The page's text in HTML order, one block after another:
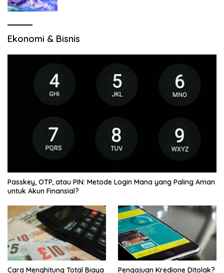
Ekonomi & Bisnis
Passkey, OTP, atau PIN: Metode Login Mana yang Paling Aman
untuk Akun Finansial?
Cara Menghitung Total Biaya Pengajuan Kredione Ditolak?